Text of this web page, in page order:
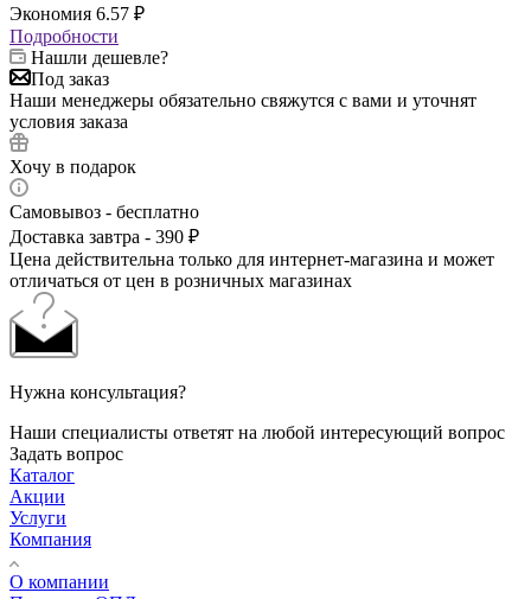
Экономия 6.57 ₽
Подробности
Нашли дешевле?
Под заказ
Наши менеджеры обязательно свяжутся с вами и уточнят
условия заказа
Хочу в подарок
Самовывоз - бесплатно
Доставка завтра - 390 ₽
Цена действительна только для интернет-магазина и может
отличаться от цен в розничных магазинах
Нужна консультация?
Наши специалисты ответят на любой интересующий вопрос
Задать вопрос
Каталог
Акции
Услуги
Компания
О компании